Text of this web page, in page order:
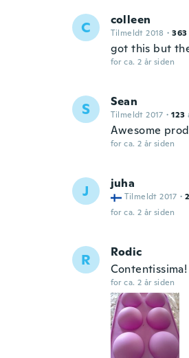
C colleen
Tilmeldt 2018 · 363
got this but
for ca. 2 år siden
S Sean
Tilmeldt 2017 · 123
Awesome
for ca. 2 år siden
J juha
Tilmeldt 2017 ·
for ca. 2 år siden
R
Rodic
Contentissima!
for ca. 2 år siden